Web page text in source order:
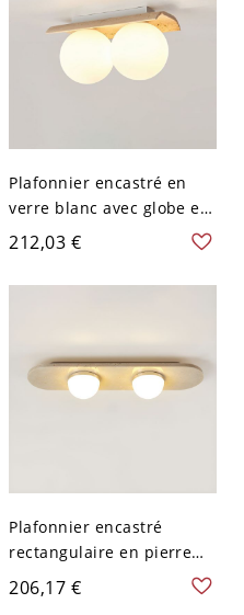
Plafonnier encastré en
verre blanc avec globe en
marbre kaki et matériau
en pierre - 110 V-120 V 13
pouces (33,02 cm)
212,03 €
Plafonnier encastré
rectangulaire en pierre
moderne beige avec abat-
jour blanc en acrylique -
206,17 €